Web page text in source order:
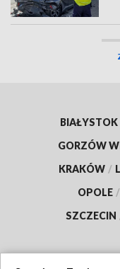
BIAŁYSTOK
GORZÓW
KRAKÓW /
OPOLE /
SZCZECIN